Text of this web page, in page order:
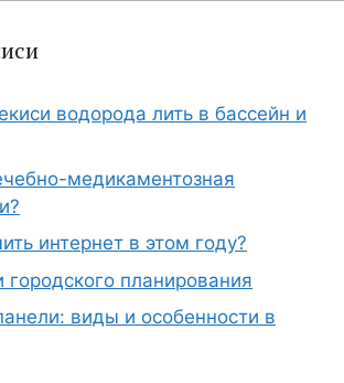
водорода лить в бассейн и
медикаментозная
интернет в этом году?
городского планирования
виды и особенности в